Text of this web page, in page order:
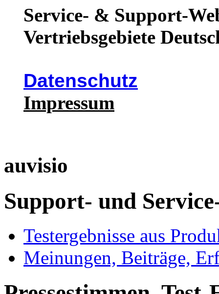
Service- & Support-
Vertriebsgebiete
Datenschutz
Impressum
auvisio
Support- und
Testergebnisse aus
Meinungen, Beiträge,